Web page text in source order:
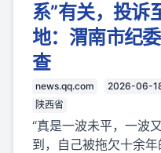
系”有关，投诉
地：渭南市纪
查
news.qq.com 2026-06-
陕西省
“真是一波未平，一波
到，自己被拖欠十余